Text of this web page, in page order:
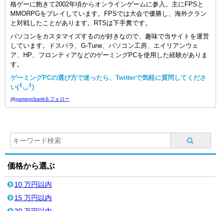
格ゲーに飽きて2002年頃からオンラインゲームに参入。主にFPSと
MMORPGをプレイしています。FPSでは大会で優勝し、海外クラン
と対戦したことがあります。RTSは下手糞です。
パソコンをカスタマイズするのが好きなので、趣味で当サイトを運営
しています。ドスパラ、G-Tune、パソコン工房、エイリアンウェ
ア、HP、フロンティアなどのゲーミングPCを使用した経験がありま
す。
ゲーミングPCの選び方で迷ったら、Twitterで気軽に質問してくださ
い(╹◡╹)
@gamepcbankをフォロー
価格から選ぶ
10 万円以内
15 万円以内